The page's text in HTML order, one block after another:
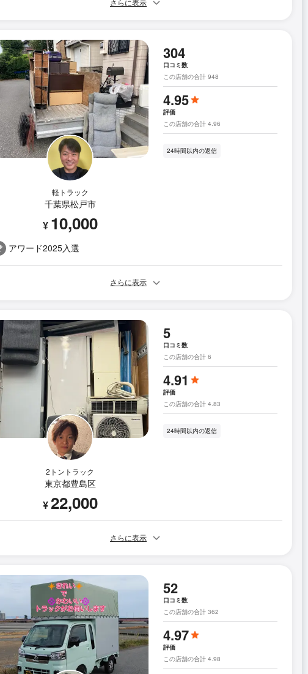
さらに表示
軽トラック
千葉県松戸市
¥ 10,000
アワード2025入選
304
口コミ数
この店舗の合計 948
4.95
評価
この店舗の合計 4.96
24時間以内の返信
さらに表示
2トントラック
東京都豊島区
¥22,000
5
口コミ数
この店舗の合計 6
4.91
評価
この店舗の合計 4.83
24時間以内の返信
さらに表示
52
口コミ数
この店舗の合計 362
4.97
評価
この店舗の合計 4.98